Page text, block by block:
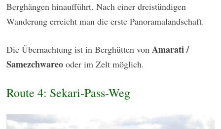
Berghängen hinaufführt. Nach einer dreistündigen
Wanderung erreicht man die erste Panoramalandschaft.
Die Übernachtung ist in Berghütten von Amarati /
Samezchwareooder im Zelt möglich.
Route 4: Sekari-Pass-Weg